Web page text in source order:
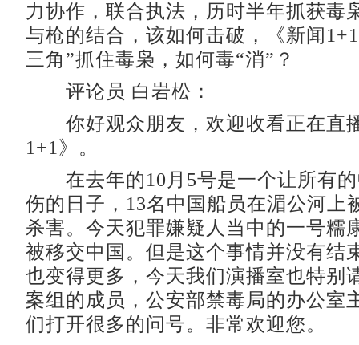
力协作，联合执法，历时半年抓获毒
与枪的结合，该如何击破，《新闻
三角”抓住毒枭，如何毒“消”？
评论员 白岩松：
你好观众朋友，欢迎收看正在直
1+1》。
在去年的10月5号是一个让所有的
伤的日子，13名中国船员在湄公河上
杀害。今天犯罪嫌疑人当中的一号糯
被移交中国。但是这个事情并没有结
也变得更多，今天我们演播室也特别
案组的成员，公安部禁毒局的办公室
们打开很多的问号。非常欢迎您。